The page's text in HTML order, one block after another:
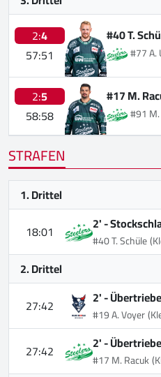
2:4
57:51
#40 T.
#77 A.
2:5
58:58
#17 M.
#91
STRAFEN
1. Drittel
18:01
2' -
#40 T. Schüle
2. Drittel
27:42
2' -
#19 A. Voyer
27:42 2' -
#17 M. Racuk